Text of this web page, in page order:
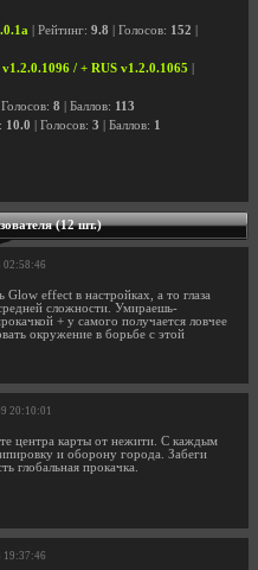
| Рейтинг: 9.8 | Голосов: 152
/ + RUS v1.2.0.1065
Голосов: 8 | Баллов: 113
10.0 | Голосов: 3 | Баллов: 1
(12 шт.)
02:58:46
effect в настройках, а то глаза
сложности. Умираешь-
+ у самого получается ловчее
окружение в борьбе с этой
20:10:01
центра карты от нежити. С каждым
и оборону города. Забеги
глобальная прокачка.
19:37:46